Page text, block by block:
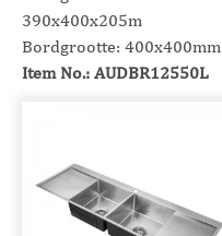
390x400x205m
Bordgrootte: 400x400mm
Item No.: AUDBR12550L